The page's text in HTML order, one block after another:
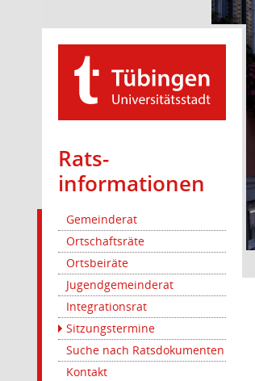
Rats­
informationen
Gemeinderat
Ortschaftsräte
Ortsbeiräte
Jugendgemeinderat
Integrationsrat
Sitzungstermine
Suche nach Ratsdokumenten
Kontakt